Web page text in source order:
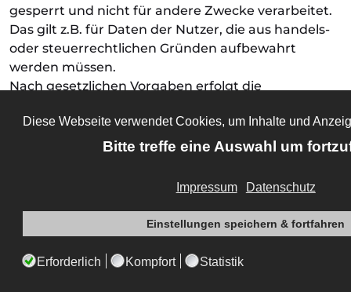
gesperrt und nicht für andere Zwecke verarbeitet.
Das gilt z.B. für Daten der Nutzer, die aus handels-
oder steuerrechtlichen Gründen aufbewahrt
werden müssen.
Nach gesetzlichen Vorgaben erfolgt die
(Handelsbücher, Inventare, Eröffnungsbilanzen,
Jahresabschlüsse, Handelsbriefe, Buchungsbelege,
(Bücher, Aufzeichnungen, Lageberichte,
Buchungsbelege, Handels- und Geschäftsbriefe,
Für Besteuerung relevante Unterlagen, etc.)